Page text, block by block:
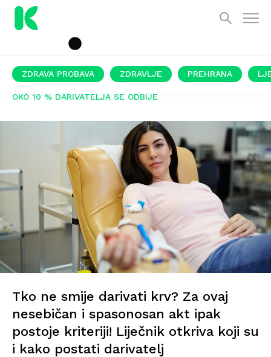
ZDRAVA PROBAVA ZDRAVLJE PREHRANA
OKO 10 % DARIVATELJA SE ODBIJE
Tko ne smije darivati krv? Za ovaj
nesebičan i spasonosan akt ipak
postoje kriteriji! Liječnik otkriva koji su
i kako postati darivatelj